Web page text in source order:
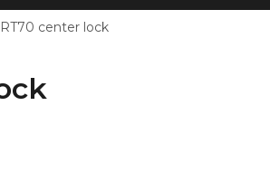
5
hvězdiček.
center lock